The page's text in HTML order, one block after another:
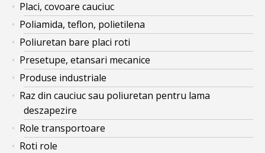
Placi, covoare cauciuc
Poliamida, teflon, polietilena
Poliuretan bare placi roti
Presetupe, etansari mecanice
Produse industriale
Raz din cauciuc sau poliuretan pentru lama
deszapezire
Role transportoare
Roti role